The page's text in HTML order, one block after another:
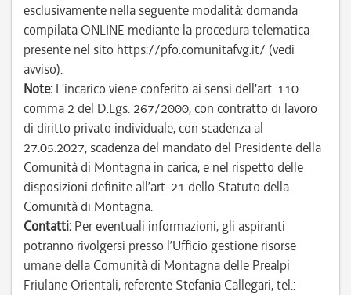
esclusivamente nella seguente modalità: domanda
compilata ONLINE mediante la procedura telematica
presente nel sito https://pfo.comunitafvg.it/ (vedi
avviso).
Note: L'incarico viene conferito ai sensi dell'art. 110
comma 2 del D.Lgs. 267/2000, con contratto di lavoro
di diritto privato individuale, con scadenza al
27.05.2027, scadenza del mandato del Presidente della
Comunità di Montagna in carica, e nel rispetto delle
disposizioni definite all’art. 21 dello Statuto della
Comunità di Montagna.
Contatti: Per eventuali informazioni, gli aspiranti
potranno rivolgersi presso l’Ufficio gestione risorse
umane della Comunità di Montagna delle Prealpi
Friulane Orientali, referente Stefania Callegari, tel.: